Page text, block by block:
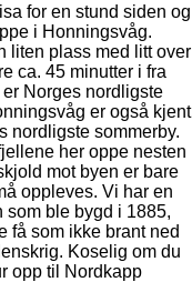
for en stund siden og
i Honningsvåg.
liten plass med litt over
ca. 45 minutter i fra
Norges nordligste
er også kjent
nordligste sommerby.
her oppe nesten
mot byen er bare
oppleves. Vi har en
som ble bygd i 1885,
få som ikke brant ned
Koselig om du
opp til Nordkapp